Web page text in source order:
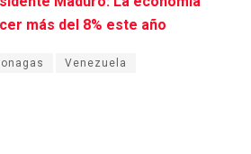
más del 8% este año
Venezuela